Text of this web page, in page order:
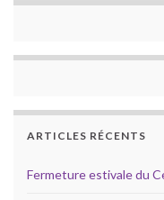
ARTICLES RÉCENTS
Fermeture estivale du